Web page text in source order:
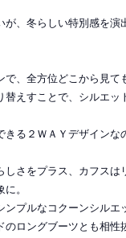
、冬らしい特別感を演
、全方位どこから見て
替えすことで、シルエッ
きる２ＷＡＹデザインな
さをプラス、カフスは
。
プルなコクーンシルエ
のロングブーツとも相性